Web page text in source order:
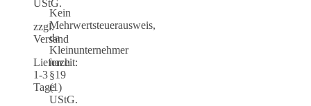
UStG.
zzgl.
Versand
Lieferzeit:
1-3
Tage
Kein
Mehrwertsteuerausweis,
da
Kleinunternehmer
nach
§19
(1)
UStG.